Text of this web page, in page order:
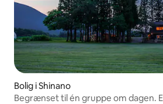
Bolig i Shinano
Begrænset til én gruppe om dagen.